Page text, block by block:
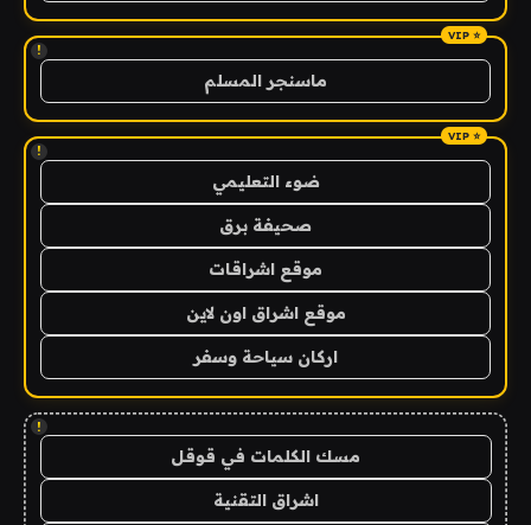
!
ماسنجر المسلم
!
ضوء التعليمي
صحيفة برق
موقع اشراقات
موقع اشراق اون لاين
اركان سياحة وسفر
!
مسك الكلمات في قوقل
اشراق التقنية